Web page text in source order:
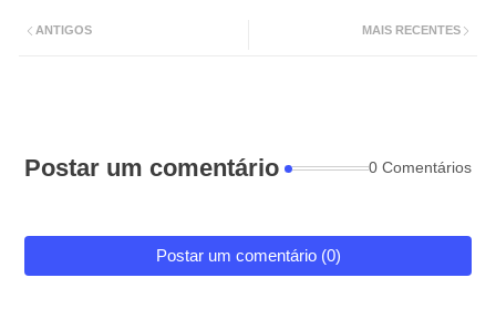
MAIS RECENTES
ANTIGOS
Postar um comentário 0 Comentários
Postar um comentário (0)